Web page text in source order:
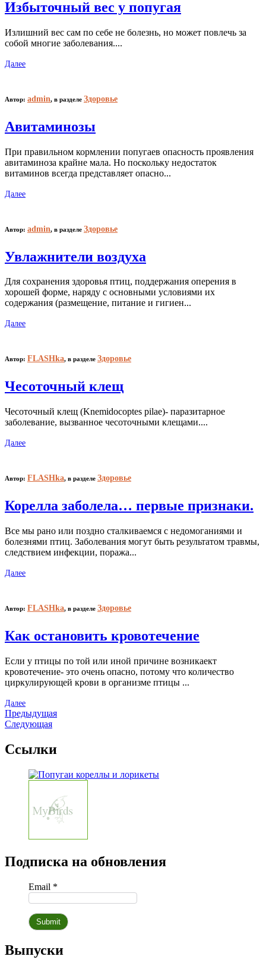
Избыточный вес у попугая
Излишний вес сам по себе не болезнь, но может повлечь за
собой многие заболевания....
Далее
Автор: admin, в разделе Здоровье
Авитаминозы
При правильном кормлении попугаев опасность проявления
авитаминоза крайне мала. Но поскольку недостаток
витаминов всегда представляет опасно...
Далее
Автор: admin, в разделе Здоровье
Увлажнители воздуха
Для сохранения здоровья птиц, поддержания оперения в
хорошей форме, наряду с основными условиями их
содержания (размещение, питание и гигиен...
Далее
Автор: FLASHka, в разделе Здоровье
Чесоточный клещ
Чесоточный клещ (Knemidocoptes pilae)- паразитарное
заболевание, вызванное чесоточными клещами....
Далее
Автор: FLASHka, в разделе Здоровье
Корелла заболела… первые признаки.
Все мы рано или поздно сталкиваемся с недомоганиями и
болезнями птиц. Заболевания могут быть результатом травмы,
следствием инфекции, поража...
Далее
Автор: FLASHka, в разделе Здоровье
Как остановить кровотечение
Если у птицы по той или иной причине возникаект
кровотечение- это очень опасно, потому что количество
циркулирующей крови в организме птицы ...
Далее
Предыдущая
Следующая
Ссылки
Подписка на обновления
Email *
Выпуски